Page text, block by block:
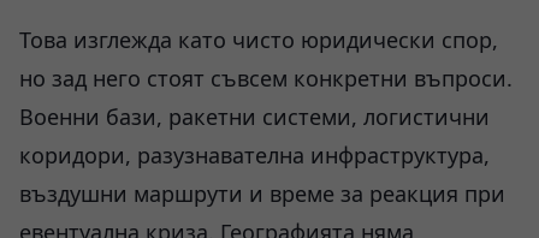
Това изглежда като чисто юридически спор,
но зад него стоят съвсем конкретни въпроси.
Военни бази, ракетни системи, логистични
коридори, разузнавателна инфраструктура,
въздушни маршрути и време за реакция при
евентуална криза. Географията няма